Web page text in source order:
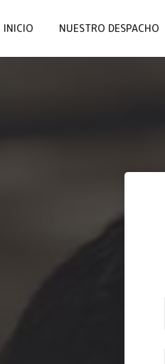
INICIO NUESTRO DESPACHO